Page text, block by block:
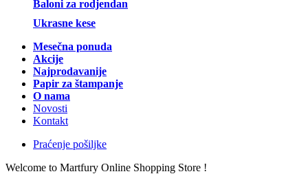
Baloni za rodjendan
Ukrasne kese
Mesečna ponuda
Akcije
Najprodavanije
Papir za štampanje
O nama
Novosti
Kontakt
Praćenje pošiljke
Welcome to Martfury Online Shopping Store !